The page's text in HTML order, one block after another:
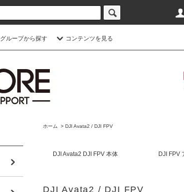
グループから探す コンテンツを見る
ホーム > DJI Avata2 / DJI FPV
DJI Avata2 DJI FPV 本体 DJI FPV
DJI Avata2 / DJI FPV